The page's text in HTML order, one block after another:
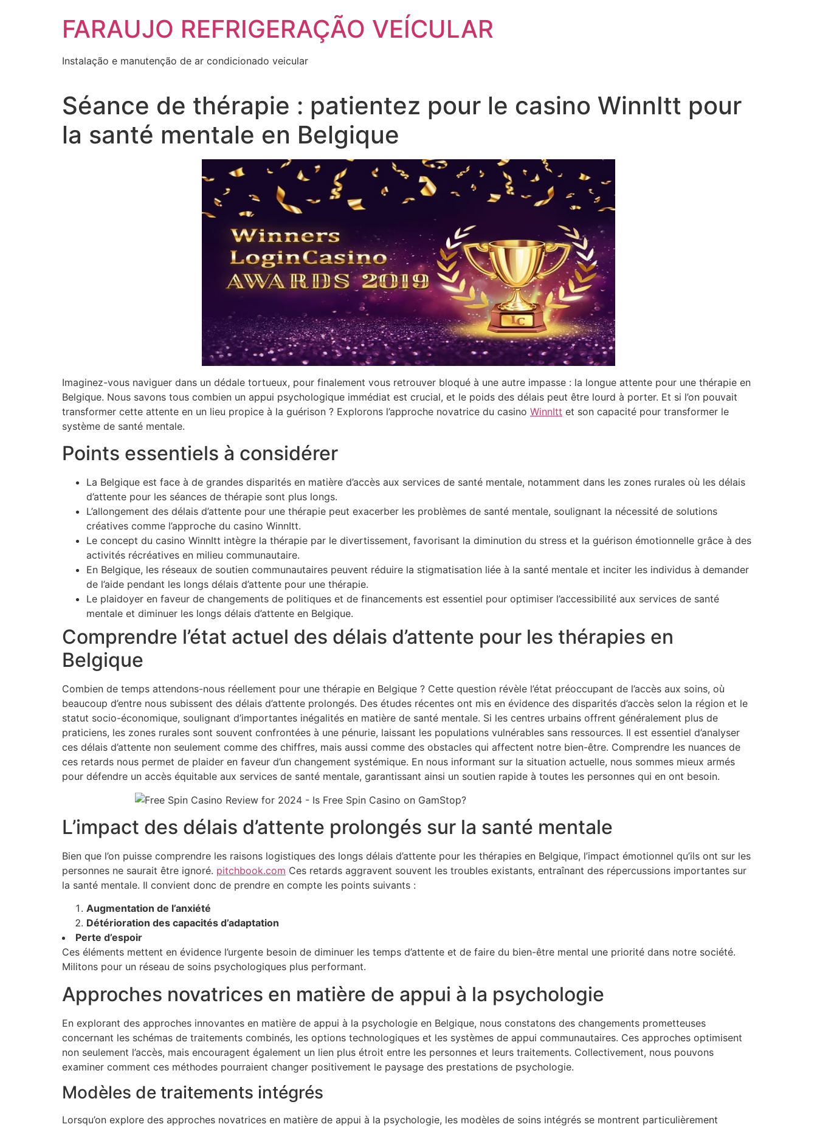
FARAUJO REFRIGERAÇÃO VEÍCULAR
Instalação e manutenção de ar condicionado veicular
Séance de thérapie : patientez pour le casino WinnItt pour
la santé mentale en Belgique
Imaginez-vous naviguer dans un dédale tortueux, pour finalement vous retrouver bloqué à une autre impasse : la longue attente pour une thérapie en
Belgique. Nous savons tous combien un appui psychologique immédiat est crucial, et le poids des délais peut être lourd à porter. Et si l’on pouvait
transformer cette attente en un lieu propice à la guérison ? Explorons l’approche novatrice du casino WinnItt et son capacité pour transformer le
système de santé mentale.
Points essentiels à considérer
La Belgique est face à de grandes disparités en matière d’accès aux services de santé mentale, notamment dans les zones rurales où les délais
d’attente pour les séances de thérapie sont plus longs.
L’allongement des délais d’attente pour une thérapie peut exacerber les problèmes de santé mentale, soulignant la nécessité de solutions
créatives comme l’approche du casino WinnItt.
Le concept du casino WinnItt intègre la thérapie par le divertissement, favorisant la diminution du stress et la guérison émotionnelle grâce à des
activités récréatives en milieu communautaire.
En Belgique, les réseaux de soutien communautaires peuvent réduire la stigmatisation liée à la santé mentale et inciter les individus à demander
de l’aide pendant les longs délais d’attente pour une thérapie.
Le plaidoyer en faveur de changements de politiques et de financements est essentiel pour optimiser l’accessibilité aux services de santé
mentale et diminuer les longs délais d’attente en Belgique.
Comprendre l’état actuel des délais d’attente pour les thérapies en
Belgique
Combien de temps attendons-nous réellement pour une thérapie en Belgique ? Cette question révèle l’état préoccupant de l’accès aux soins, où
beaucoup d’entre nous subissent des délais d’attente prolongés. Des études récentes ont mis en évidence des disparités d’accès selon la région et le
statut socio-économique, soulignant d’importantes inégalités en matière de santé mentale. Si les centres urbains offrent généralement plus de
praticiens, les zones rurales sont souvent confrontées à une pénurie, laissant les populations vulnérables sans ressources. Il est essentiel d’analyser
ces délais d’attente non seulement comme des chiffres, mais aussi comme des obstacles qui affectent notre bien-être. Comprendre les nuances de
ces retards nous permet de plaider en faveur d’un changement systémique. En nous informant sur la situation actuelle, nous sommes mieux armés
pour défendre un accès équitable aux services de santé mentale, garantissant ainsi un soutien rapide à toutes les personnes qui en ont besoin.
L’impact des délais d’attente prolongés sur la santé mentale
Bien que l’on puisse comprendre les raisons logistiques des longs délais d’attente pour les thérapies en Belgique, l’impact émotionnel qu’ils ont sur les
personnes ne saurait être ignoré. pitchbook.com Ces retards aggravent souvent les troubles existants, entraînant des répercussions importantes sur
la santé mentale. Il convient donc de prendre en compte les points suivants :
Augmentation de l’anxiété
Détérioration des capacités d’adaptation
Perte d’espoir
Ces éléments mettent en évidence l’urgente besoin de diminuer les temps d’attente et de faire du bien-être mental une priorité dans notre société.
Militons pour un réseau de soins psychologiques plus performant.
Approches novatrices en matière de appui à la psychologie
En explorant des approches innovantes en matière de appui à la psychologie en Belgique, nous constatons des changements prometteuses
concernant les schémas de traitements combinés, les options technologiques et les systèmes de appui communautaires. Ces approches optimisent
non seulement l’accès, mais encouragent également un lien plus étroit entre les personnes et leurs traitements. Collectivement, nous pouvons
examiner comment ces méthodes pourraient changer positivement le paysage des prestations de psychologie.
Modèles de traitements intégrés
Lorsqu’on explore des approches novatrices en matière de appui à la psychologie, les modèles de soins intégrés se montrent particulièrement